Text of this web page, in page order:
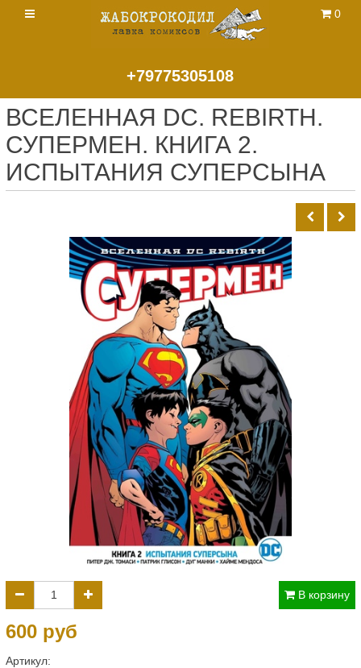
+79775305108
0
ВСЕЛЕННАЯ DC. REBIRTH.
СУПЕРМЕН. КНИГА 2.
ИСПЫТАНИЯ СУПЕРСЫНА
В корзину
600 руб
Артикул: